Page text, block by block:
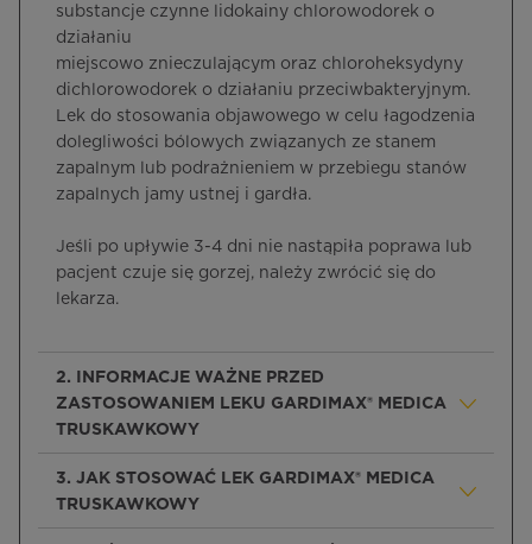
substancje czynne lidokainy chlorowodorek o
działaniu
miejscowo znieczulającym oraz chloroheksydyny
dichlorowodorek o działaniu przeciwbakteryjnym.
Lek do stosowania objawowego w celu łagodzenia
dolegliwości bólowych związanych ze stanem
zapalnym lub podrażnieniem w przebiegu stanów
zapalnych jamy ustnej i gardła.
Jeśli po upływie 3-4 dni nie nastąpiła poprawa lub
pacjent czuje się gorzej, należy zwrócić się do
lekarza.
2. INFORMACJE WAŻNE PRZED
ZASTOSOWANIEM LEKU GARDIMAX® MEDICA
TRUSKAWKOWY
3. JAK STOSOWAĆ LEK GARDIMAX® MEDICA
TRUSKAWKOWY